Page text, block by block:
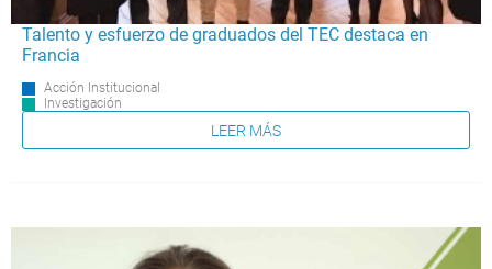
Talento y esfuerzo de graduados del TEC destaca en
Francia
Acción Institucional
Investigación
LEER MÁS